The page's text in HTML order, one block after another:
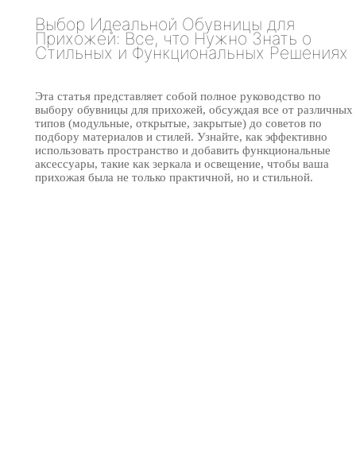
Выбор Идеальной Обувницы для
Прихожей: Все, что Нужно Знать о
Стильных и Функциональных Решениях
Эта статья представляет собой полное руководство по
выбору обувницы для прихожей, обсуждая все от различных
типов (модульные, открытые, закрытые) до советов по
подбору материалов и стилей. Узнайте, как эффективно
использовать пространство и добавить функциональные
аксессуары, такие как зеркала и освещение, чтобы ваша
прихожая была не только практичной, но и стильной.